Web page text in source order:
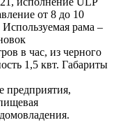
от 8 до 10
рама –
в час, из черного